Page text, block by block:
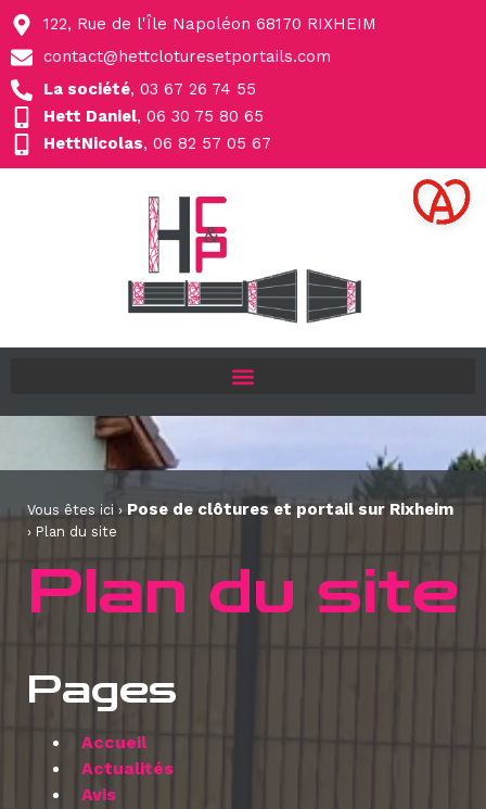
122, Rue de l'Île Napoléon 68170 RIXHEIM
contact@hettcloturesetportails.com
La société, 03 67 26 74 55
Hett Daniel, 06 30 75 80 65
HettNicolas, 06 82 57 05 67
Vous êtes ici › Pose de clôtures et portail sur Rixheim
› Plan du site
Plan du site
Pages
Accueil
Actualités
Avis